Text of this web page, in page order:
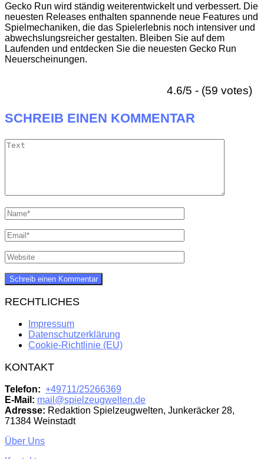
Gecko Run wird ständig weiterentwickelt und verbessert. Die
neuesten Releases enthalten spannende neue Features und
Spielmechaniken, die das Spielerlebnis noch intensiver und
abwechslungsreicher gestalten. Bleiben Sie auf dem
Laufenden und entdecken Sie die neuesten Gecko Run
Neuerscheinungen.
4.6/5 - (59 votes)
SCHREIB EINEN KOMMENTAR
RECHTLICHES
Impressum
Datenschutzerklärung
Cookie-Richtlinie (EU)
KONTAKT
Telefon: +49711/25266369
E-Mail: mail@spielzeugwelten.de
Adresse: Redaktion Spielzeugwelten, Junkeräcker 28,
71384 Weinstadt
Über Uns